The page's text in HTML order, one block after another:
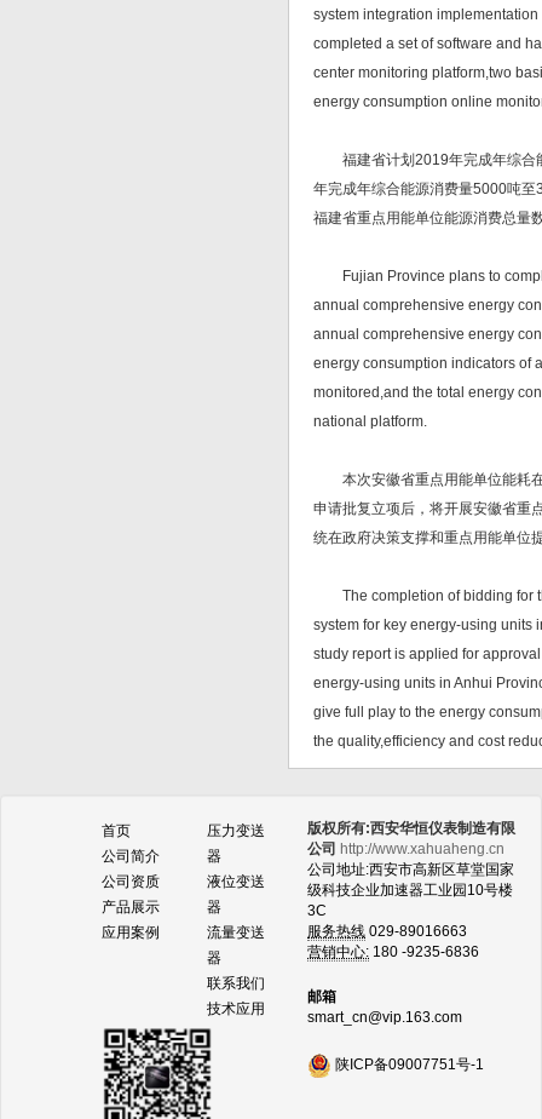
system integration
completed a set of software and
center monitoring platform,two
energy consumption online
福建省计划2019年完成年综合
年完成年综合能源消费量5000吨
福建省重点用能单位能源消费总量
Fujian Province plans to
annual comprehensive energy
annual comprehensive energy
energy consumption indicators of
monitored,and the total energy
national platform.
本次安徽省重点用能单位能耗在
申请批复立项后，将开展安徽省重
统在政府决策支撑和重点用能单位
The completion of bidding for
system for key energy-using units
study report is applied for
energy-using units in Anhui
give full play to the energy
the quality,efficiency and cost
首页
公司简介
公司资质
产品展示
应用案例
压力变送
器
液位变送
器
流量变送
器
联系我们
技术应用
版权所有:西安华恒仪表制造有限
公司 http://www.xahuaheng.cn
公司地址:西安市高新区草堂国家
级科技企业加速器工业园10号楼
3C
服务热线 029-89016663
营销中心: 180 -9235-6836
邮箱
smart_cn@vip.163.com
陕ICP备09007751号-1